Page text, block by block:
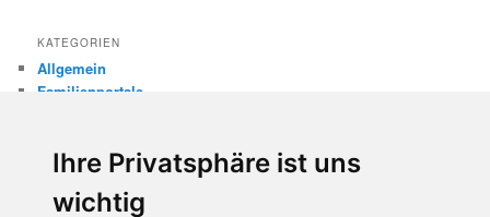
Ihre Privatsphäre ist uns
wichtig
KATEGORIEN
Allgemein
Familienportale
Internetsicherheit
Missbrauch